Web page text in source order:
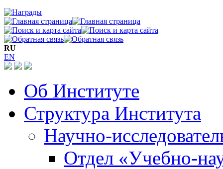
RU
EN
Об Институте
Структура Института
Научно-
Отдел «Учебно-